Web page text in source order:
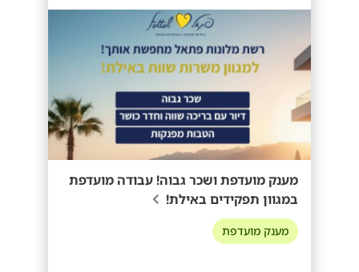
מענק מועדפת ושכר גבוה! עבודה מועדפת
במגוון תפקידים באילת!
מענק מועדפת